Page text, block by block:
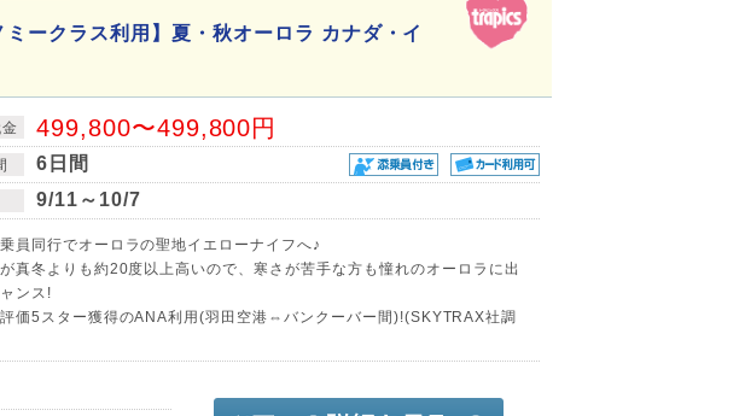
ークラス利用】夏・秋オーロラ カナダ・イ
499,800〜499,800円
6日間
9/11～10/7
員同行でオーロラの聖地イエローナイフへ♪
真冬よりも約20度以上高いので、寒さが苦手な方も憧れのオーロラに出
ンス!
価5スター獲得のANA利用(羽田空港⇔バンクーバー間)!(SKYTRAX社調